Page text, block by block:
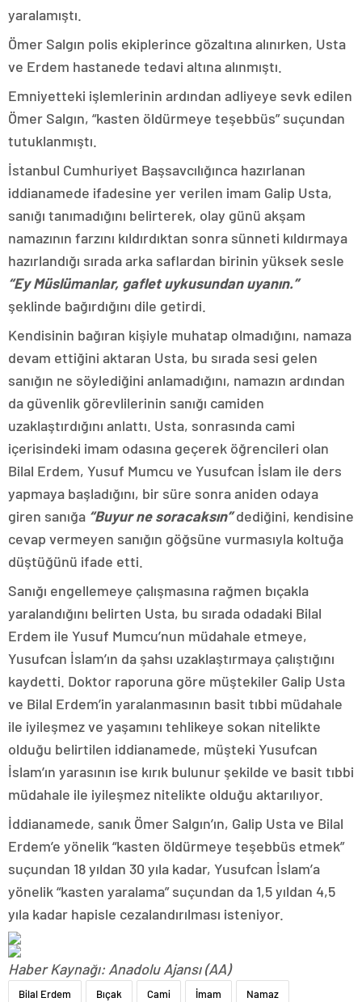
yaralamıştı.
Ömer Salgın polis ekiplerince gözaltına alınırken, Usta
ve Erdem hastanede tedavi altına alınmıştı.
Emniyetteki işlemlerinin ardından adliyeye sevk edilen
Ömer Salgın, “kasten öldürmeye teşebbüs” suçundan
tutuklanmıştı.
İstanbul Cumhuriyet Başsavcılığınca hazırlanan
iddianamede ifadesine yer verilen imam Galip Usta,
sanığı tanımadığını belirterek, olay günü akşam
namazının farzını kıldırdıktan sonra sünneti kıldırmaya
hazırlandığı sırada arka saflardan birinin yüksek sesle
“Ey Müslümanlar, gaflet uykusundan uyanın.”
şeklinde bağırdığını dile getirdi.
Kendisinin bağıran kişiyle muhatap olmadığını, namaza
devam ettiğini aktaran Usta, bu sırada sesi gelen
sanığın ne söylediğini anlamadığını, namazın ardından
da güvenlik görevlilerinin sanığı camiden
uzaklaştırdığını anlattı. Usta, sonrasında cami
içerisindeki imam odasına geçerek öğrencileri olan
Bilal Erdem, Yusuf Mumcu ve Yusufcan İslam ile ders
yapmaya başladığını, bir süre sonra aniden odaya
giren sanığa “Buyur ne soracaksın”dediğini, kendisine
cevap vermeyen sanığın göğsüne vurmasıyla koltuğa
düştüğünü ifade etti.
Sanığı engellemeye çalışmasına rağmen bıçakla
yaralandığını belirten Usta, bu sırada odadaki Bilal
Erdem ile Yusuf Mumcu’nun müdahale etmeye,
Yusufcan İslam’ın da şahsı uzaklaştırmaya çalıştığını
kaydetti. Doktor raporuna göre müştekiler Galip Usta
ve Bilal Erdem’in yaralanmasının basit tıbbi müdahale
ile iyileşmez ve yaşamını tehlikeye sokan nitelikte
olduğu belirtilen iddianamede, müşteki Yusufcan
İslam’ın yarasının ise kırık bulunur şekilde ve basit tıbbi
müdahale ile iyileşmez nitelikte olduğu aktarılıyor.
İddianamede, sanık Ömer Salgın’ın, Galip Usta ve Bilal
Erdem’e yönelik “kasten öldürmeye teşebbüs etmek”
suçundan 18 yıldan 30 yıla kadar, Yusufcan İslam’a
yönelik “kasten yaralama” suçundan da 1,5 yıldan 4,5
yıla kadar hapisle cezalandırılması isteniyor.
Haber Kaynağı: Anadolu Ajansı (AA)
Bilal Erdem Bıçak Cami İmam Namaz